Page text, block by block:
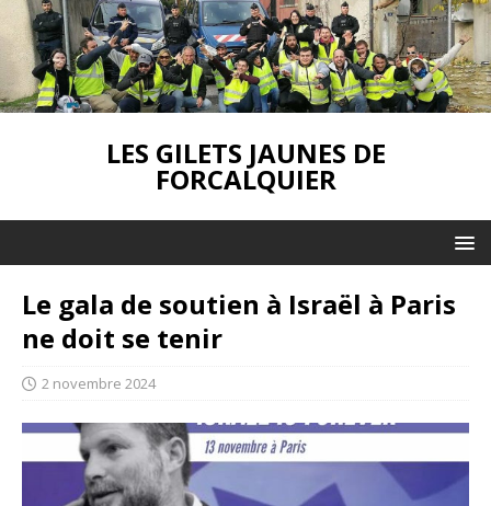
LES GILETS JAUNES DE
FORCALQUIER
Le gala de soutien à Israël à Paris
ne doit se tenir
2 novembre 2024